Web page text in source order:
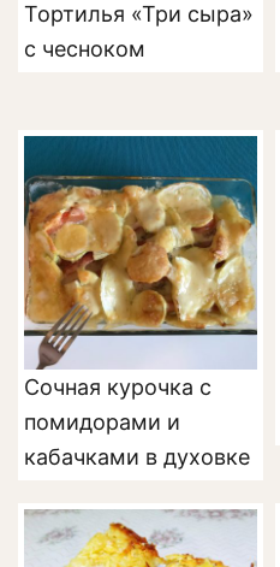
Тортилья «Три сыра»
с чесноком
Сочная курочка с
помидорами и
кабачками в духовке